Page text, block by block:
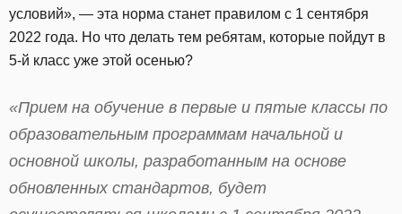
условий», — эта норма станет правилом с 1 сентября
2022 года. Но что делать тем ребятам, которые пойдут в
5-й класс уже этой осенью?
«Прием на обучение в первые и пятые классы по
образовательным программам начальной и
основной школы, разработанным на основе
обновленных стандартов, будет